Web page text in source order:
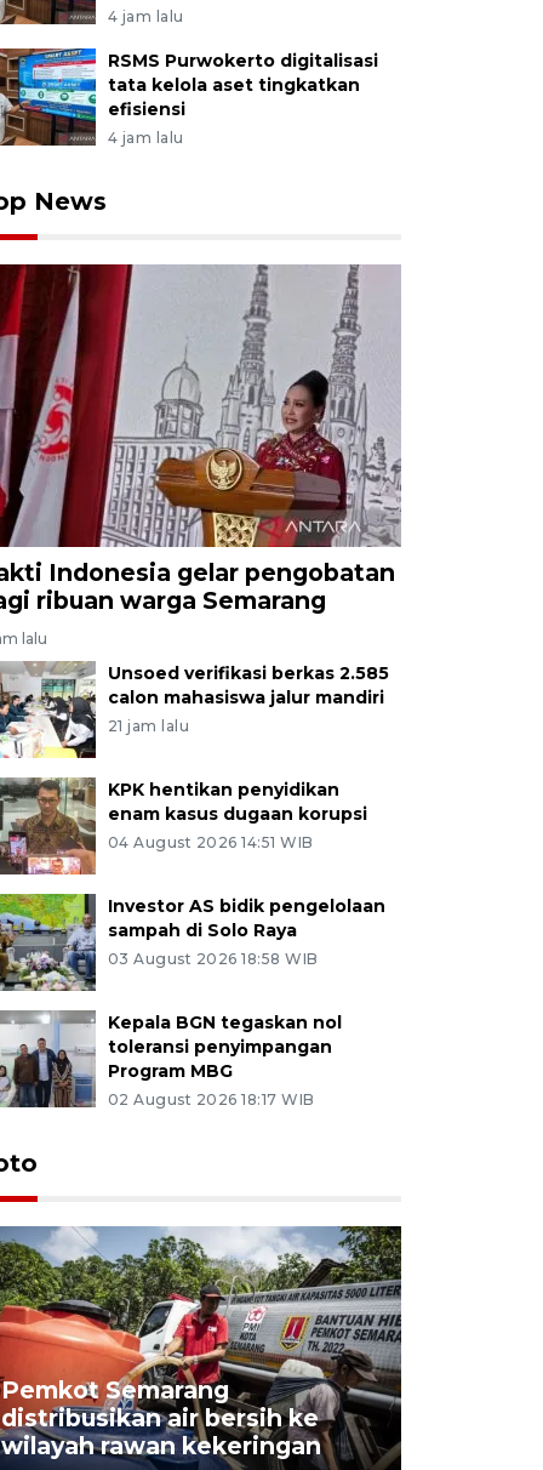
4 jam lalu
RSMS Purwokerto digitalisasi
tata kelola aset tingkatkan
efisiensi
4 jam lalu
News
Indonesia gelar pengobatan
ribuan warga Semarang
lalu
Unsoed verifikasi berkas 2.585
calon mahasiswa jalur mandiri
21 jam lalu
KPK hentikan penyidikan
enam kasus dugaan korupsi
04 August 2026 14:51 WIB
Investor AS bidik pengelolaan
sampah di Solo Raya
03 August 2026 18:58 WIB
Kepala BGN tegaskan nol
toleransi penyimpangan
Program MBG
02 August 2026 18:17 WIB
Pemkot Semarang
distribusikan air bersih ke
wilayah rawan kekeringan